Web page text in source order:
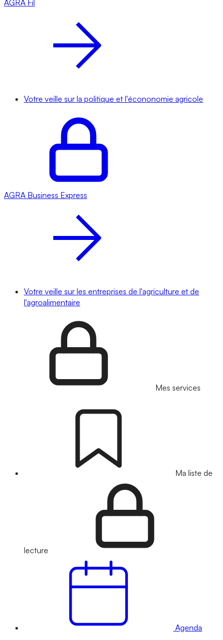
AGRA Fil
Votre veille sur la politique et l'écononomie agricole
AGRA Business Express
Votre veille sur les entreprises de l'agriculture et de
l'agroalimentaire
Mes services
Ma liste de
lecture
Agenda